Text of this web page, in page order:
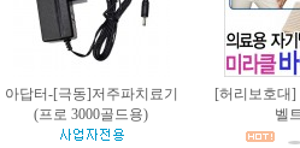
아답터-[극동]저주파치료기
(프로 3000골드용)
[허리보호대
벨